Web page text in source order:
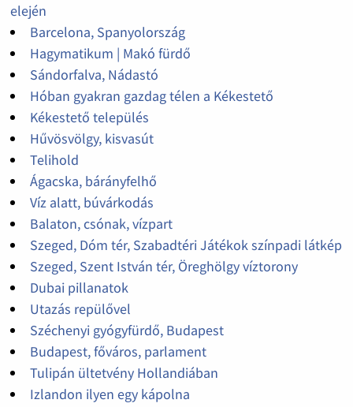
elején
Barcelona, Spanyolország
Hagymatikum | Makó fürdő
Sándorfalva, Nádastó
Hóban gyakran gazdag télen a Kékestető
Kékestető település
Hűvösvölgy, kisvasút
Telihold
Ágacska, bárányfelhő
Víz alatt, búvárkodás
Balaton, csónak, vízpart
Szeged, Dóm tér, Szabadtéri Játékok színpadi látkép
Szeged, Szent István tér, Öreghölgy víztorony
Dubai pillanatok
Utazás repülővel
Széchenyi gyógyfürdő, Budapest
Budapest, főváros, parlament
Tulipán ültetvény Hollandiában
Izlandon ilyen egy kápolna